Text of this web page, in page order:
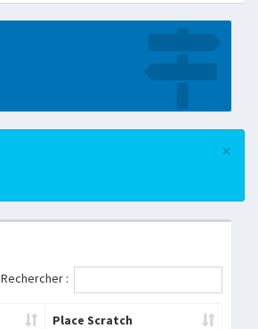
×
Rechercher :
Place Scratch